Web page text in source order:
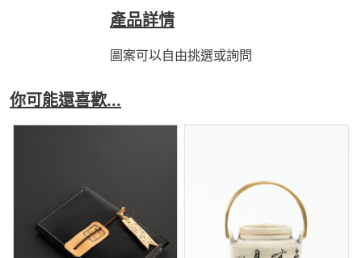
產品詳情
圖案可以自由挑選或詢問
你可能還喜歡...